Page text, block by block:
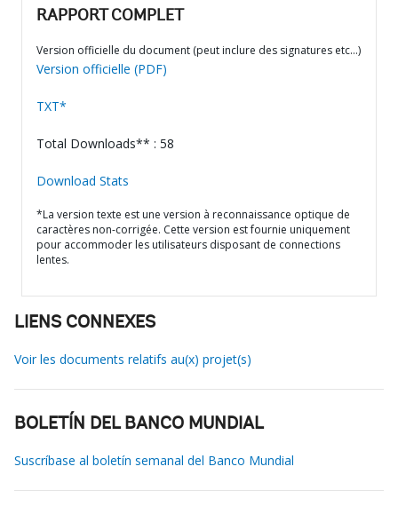
RAPPORT COMPLET
Version officielle du document (peut inclure des signatures etc…)
Version officielle (PDF)
TXT*
Total Downloads** : 58
Download Stats
*La version texte est une version à reconnaissance optique de
caractères non-corrigée. Cette version est fournie uniquement
pour accommoder les utilisateurs disposant de connections
lentes.
LIENS CONNEXES
Voir les documents relatifs au(x) projet(s)
BOLETÍN DEL BANCO MUNDIAL
Suscríbase al boletín semanal del Banco Mundial